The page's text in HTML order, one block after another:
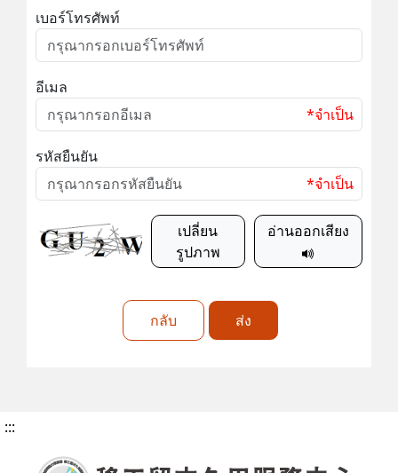
เบอร์โทรศัพท์
อีเมล
*จำเป็น
รหัสยืนยัน
*จำเป็น
เปลี่ยน
รูปภาพ
อ่านออกเสียง
กลับ ส่ง
:::